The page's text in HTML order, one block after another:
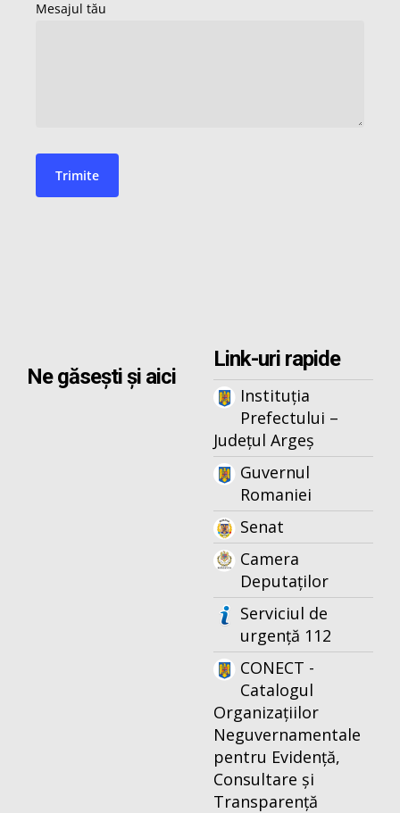
Ne găsești și aici
Link-uri rapide
Instituția
Prefectului –
Județul Argeș
Guvernul
Romaniei
Senat
Camera
Deputaților
Serviciul de
urgență 112
CONECT -
Catalogul
Organizațiilor
Neguvernamentale
pentru Evidență,
Consultare și
Transparență